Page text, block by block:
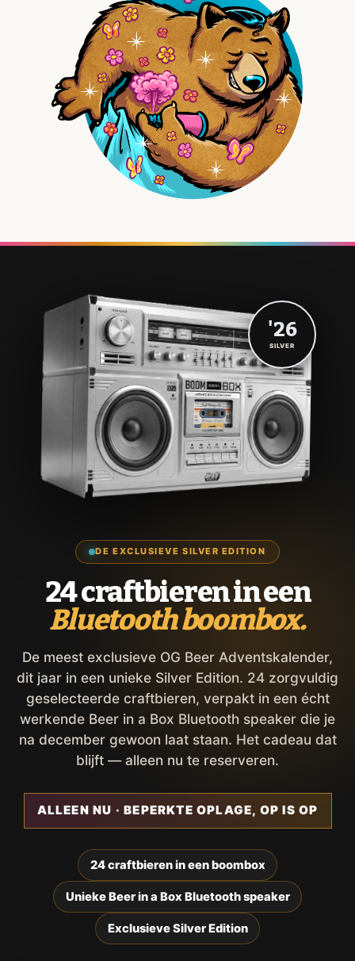
DE EXCLUSIEVE SILVER EDITION
24 craftbieren in een
Bluetooth boombox.
De meest exclusieve OG Beer Adventskalender,
dit jaar in een unieke Silver Edition. 24 zorgvuldig
geselecteerde craftbieren, verpakt in een écht
werkende Beer in a Box Bluetooth speaker die je
na december gewoon laat staan. Het cadeau dat
blijft — alleen nu te reserveren.
ALLEEN NU · BEPERKTE OPLAGE, OP IS OP
24 craftbieren in een boombox
Unieke Beer in a Box Bluetooth speaker
Exclusieve Silver Edition
'26
SILVER